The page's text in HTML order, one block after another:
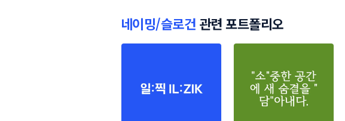
네이밍/슬로건 관련 포트폴리오